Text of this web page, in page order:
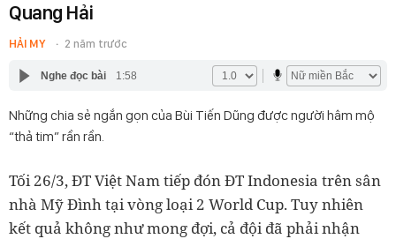
Quang Hải
HẢI MY 2 năm trước
Nghe đọc bài 1:58
Những chia sẻ ngắn gọn của Bùi Tiến Dũng được người hâm mộ
“thả tim” rần rần.
Tối 26/3, ĐT Việt Nam tiếp đón ĐT Indonesia trên sân
nhà Mỹ Đình tại vòng loại 2 World Cup. Tuy nhiên
kết quả không như mong đợi, cả đội đã phải nhận